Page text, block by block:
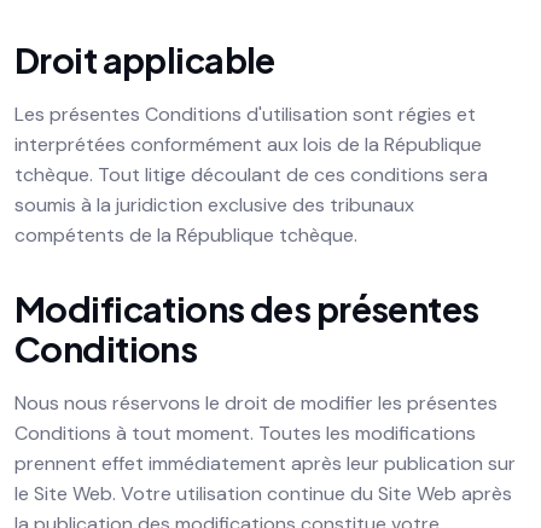
Droit applicable
Les présentes Conditions d'utilisation sont régies et
interprétées conformément aux lois de la République
tchèque. Tout litige découlant de ces conditions sera
soumis à la juridiction exclusive des tribunaux
compétents de la République tchèque.
Modifications des présentes
Conditions
Nous nous réservons le droit de modifier les présentes
Conditions à tout moment. Toutes les modifications
prennent effet immédiatement après leur publication sur
le Site Web. Votre utilisation continue du Site Web après